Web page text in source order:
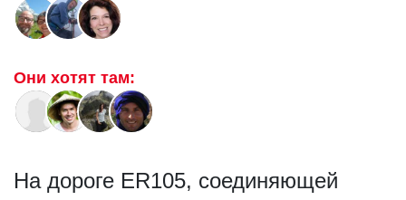
Они хотят там:
На дороге ER105, соединяющей